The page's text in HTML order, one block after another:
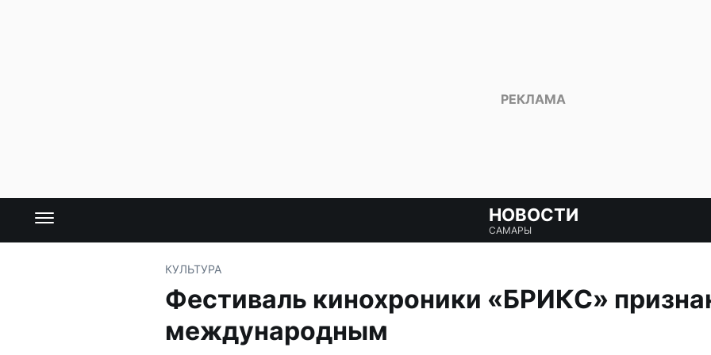
НОВОСТИ
САМАРЫ
КУЛЬТУРА
Фестиваль кинохроники «БРИКС»
международным